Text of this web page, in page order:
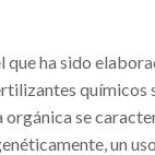
que ha sido
químicos
orgánica se
un